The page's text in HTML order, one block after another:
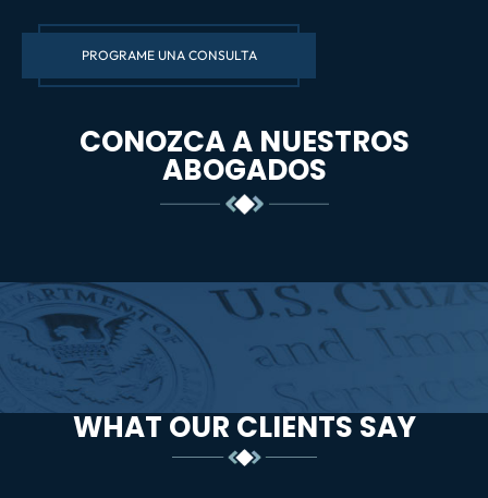
PROGRAME UNA CONSULTA
CONOZCA A NUESTROS
ABOGADOS
WHAT OUR CLIENTS SAY